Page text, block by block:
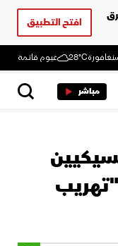
افتح التطبيق
28°C غيوم قاتمة
مباشر